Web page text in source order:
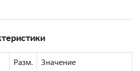
Разм. Значение